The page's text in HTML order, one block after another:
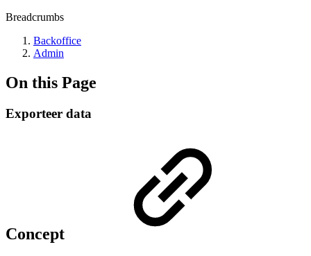
Breadcrumbs
Backoffice
Admin
On this Page
Exporteer data
Concept